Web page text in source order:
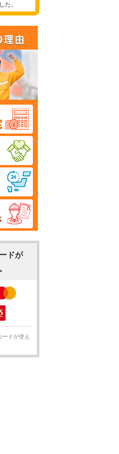
た。
ドが
ドが使え